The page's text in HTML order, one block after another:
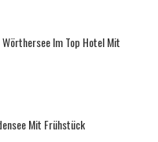
Wörthersee Im Top Hotel Mit
Mit Frühstück